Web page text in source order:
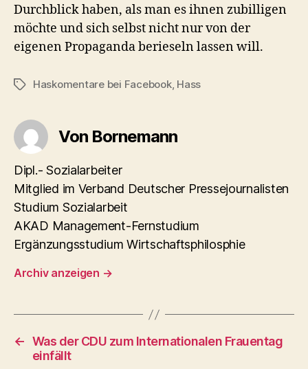
Durchblick haben, als man es ihnen zubilligen
möchte und sich selbst nicht nur von der
eigenen Propaganda berieseln lassen will.
Schlagwörter
Haskomentare bei Facebook, Hass
Von Bornemann
Dipl.- Sozialarbeiter
Mitglied im Verband Deutscher Pressejournalisten
Studium Sozialarbeit
AKAD Management-Fernstudium
Ergänzungsstudium Wirtschaftsphilosphie
Archiv anzeigen →
← Was der CDU zum Internationalen Frauentag
einfällt